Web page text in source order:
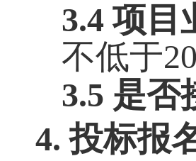
3.4 项目
不低于
3.5 是否
4. 投标报